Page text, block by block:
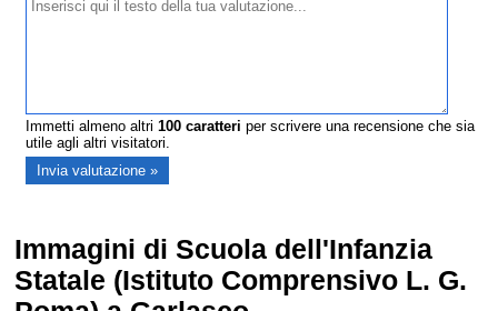
Immetti almeno altri100 caratteri per scrivere una recensione che sia
utile agli altri visitatori.
Immagini di Scuola dell'Infanzia
Statale (Istituto Comprensivo L. G.